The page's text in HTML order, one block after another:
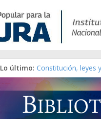
Lo último: Constitución, leyes
Una Parálisis
Modesta Bor
Gaceta Oficial de la
Catálogo temático